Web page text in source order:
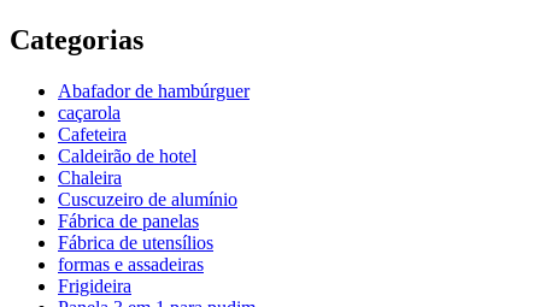
Categorias
Abafador de hambúrguer
caçarola
Cafeteira
Caldeirão de hotel
Chaleira
Cuscuzeiro de alumínio
Fábrica de panelas
Fábrica de utensílios
formas e assadeiras
Frigideira